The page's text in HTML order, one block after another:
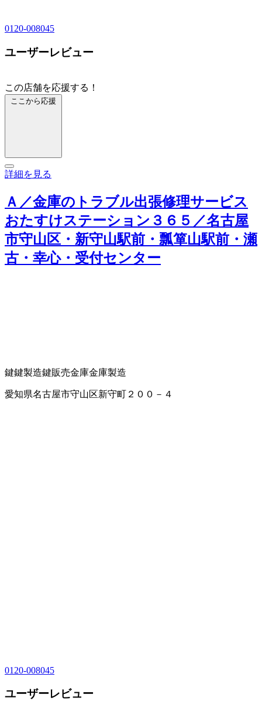
0120-008045
ユーザーレビュー
この店舗を応援する！
ここから応援
詳細を見る
Ａ／金庫のトラブル出張修理サービス
おたすけステーション３６５／名古屋
市守山区・新守山駅前・瓢箪山駅前・瀬
古・幸心・受付センター
鍵鍵製造鍵販売金庫金庫製造
愛知県名古屋市守山区新守町２００－４
0120-008045
ユーザーレビュー